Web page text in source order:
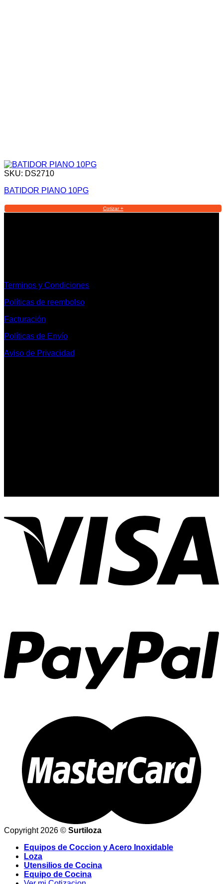
SKU: DS2710
BATIDOR PIANO 10PG
Cotizar +
Terminos y Condiciones
Políticas de reembolso
Facturación
Políticas de Envío
Aviso de Privacidad
Copyright 2026 © Surtiloza
Equipos de Coccion y Acero Inoxidable
Loza
Utensilios de Cocina
Equipo de Cocina